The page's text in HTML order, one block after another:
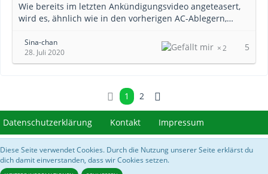
Wie bereits im letzten Ankündigungsvideo angeteasert,
wird es, ähnlich wie in den vorherigen AC-Ablegern,…
Sina-chan
28. Juli 2020
2 5
1 2
Datenschutzerklärung Kontakt Impressum
Community-Software:WoltLab Suite™ 5.3.28
///// Bilder vonhttps://acnhcdn.com/&Data Spreadsheet for Animal Crossing
New Horizons
Diese Seite verwendet Cookies. Durch die Nutzung unserer Seite erklärst du
dich damit einverstanden, dass wir Cookies setzen.